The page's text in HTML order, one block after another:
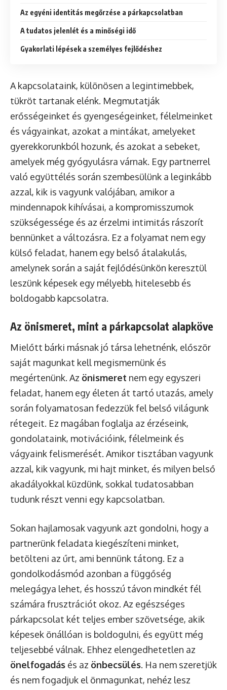
Az egyéni identitás megőrzése a párkapcsolatban
A tudatos jelenlét és a minőségi idő
Gyakorlati lépések a személyes fejlődéshez
A kapcsolataink, különösen a legintimebbek,
tükröt tartanak elénk. Megmutatják
erősségeinket és gyengeségeinket, félelmeinket
és vágyainkat, azokat a mintákat, amelyeket
gyerekkorunkból hozunk, és azokat a sebeket,
amelyek még gyógyulásra várnak. Egy partnerrel
való együttélés során szembesülünk a leginkább
azzal, kik is vagyunk valójában, amikor a
mindennapok kihívásai, a kompromisszumok
szükségessége és az érzelmi intimitás rászorít
bennünket a változásra. Ez a folyamat nem egy
külső feladat, hanem egy belső átalakulás,
amelynek során a saját fejlődésünkön keresztül
leszünk képesek egy mélyebb, hitelesebb és
boldogabb kapcsolatra.
Az önismeret, mint a párkapcsolat alapköve
Mielőtt bárki másnak jó társa lehetnénk, először
saját magunkat kell megismernünk és
megértenünk. Az önismeret nem egy egyszeri
feladat, hanem egy életen át tartó utazás, amely
során folyamatosan fedezzük fel belső világunk
rétegeit. Ez magában foglalja az érzéseink,
gondolataink, motivációink, félelmeink és
vágyaink felismerését. Amikor tisztában vagyunk
azzal, kik vagyunk, mi hajt minket, és milyen belső
akadályokkal küzdünk, sokkal tudatosabban
tudunk részt venni egy kapcsolatban.
Sokan hajlamosak vagyunk azt gondolni, hogy a
partnerünk feladata kiegészíteni minket,
betölteni az űrt, ami bennünk tátong. Ez a
gondolkodásmód azonban a függőség
melegágya lehet, és hosszú távon mindkét fél
számára frusztrációt okoz. Az egészséges
párkapcsolat két teljes ember szövetsége, akik
képesek önállóan is boldogulni, és együtt még
teljesebbé válnak. Ehhez elengedhetetlen az
önelfogadás és az önbecsülés. Ha nem szeretjük
és nem fogadjuk el önmagunkat, nehéz lesz